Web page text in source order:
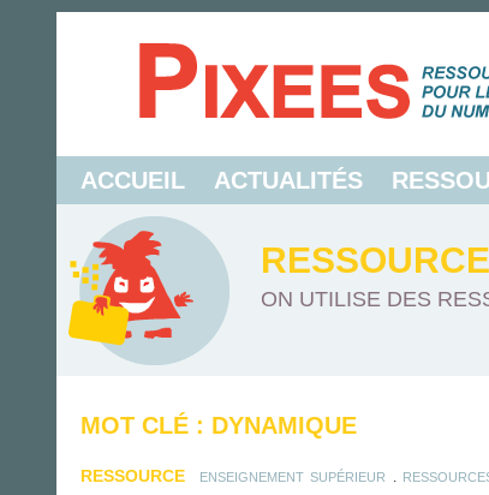
ACCUEIL ACTUALITÉS
ON UTILISE DES
MOT CLÉ : DYNAMIQUE
RESSOURCE ENSEIGNEMENT SUPÉRIEUR